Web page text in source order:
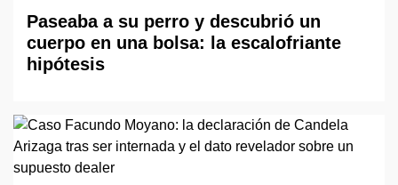
Paseaba a su perro y descubrió un
cuerpo en una bolsa: la escalofriante
hipótesis